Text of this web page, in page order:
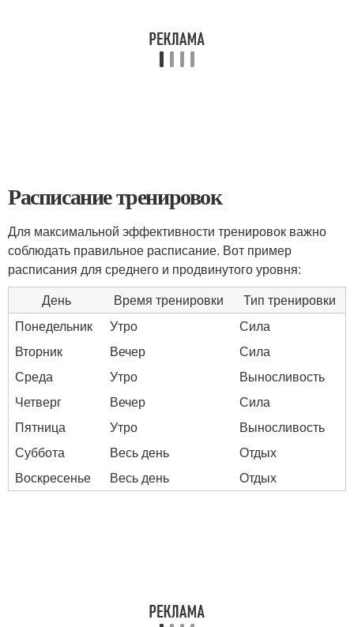
Расписание тренировок
Для максимальной эффективности тренировок важно
соблюдать правильное расписание. Вот пример
расписания для среднего и продвинутого уровня:
День
Время тренировки
Тип тренировки
Понедельник
Утро
Сила
Вторник
Вечер
Сила
Среда
Утро
Выносливость
Четверг
Вечер
Сила
Пятница
Утро
Выносливость
Суббота
Весь день
Отдых
Воскресенье
Весь день Отдых